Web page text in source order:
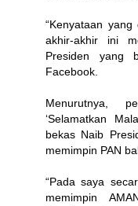
“Kenyataan
akhir-akhir ini
Presiden yang
Facebook.
Menurutnya,
‘Selamatkan
bekas Naib
memimpin PAN
“Pada saya
memimpin